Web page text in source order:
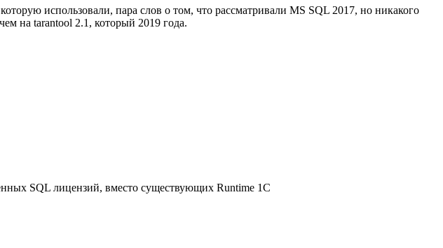
использовали, пара слов о том, что рассматривали MS SQL 2017, но никакого
на tarantool 2.1, который 2019 года.
SQL лицензий, вместо существующих Runtime 1C